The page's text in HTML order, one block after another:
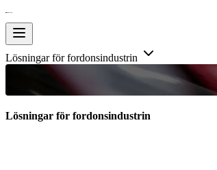
Lösningar för fordonsindustrin
Lösningar för fordonsindustrin